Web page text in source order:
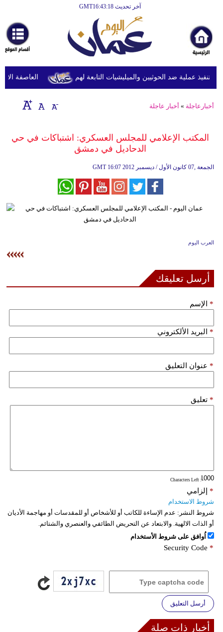
آخر تحديث GMT16:43:18
أخبارعاجلة
رياضة
ثقافة
إقتصاد
وموسيقى
سياحة
ديكور
مرأة
وتكنولوجيا
العاصفة عملية ضد الحوثيين والميليشيات التابعة لهم
أخبارعاجلة » أخبار عاجلة
المكتب الإعلامي للمجلس العسكري: اشتباكات في حي
الدحاديل في دمشق
GMT 16:07 2012 الجمعة ,07 كانون الأول / ديسمبر
العرب اليوم
أرسل تعليقك
الإسم *
البريد الألكتروني *
عنوان التعليق *
تعليق *
: Characters Left
إلزامي *
شروط الاستخدام
شروط النشر: عدم الإساءة للكاتب أو للأشخاص أو للمقدسات أو مهاجمة الأديان
أو الذات الالهية. والابتعاد عن التحريض الطائفي والعنصري والشتائم.
اُوافق على شروط الأستخدام
Security Code *
أرسل التعليق
أخبار ذات صلة